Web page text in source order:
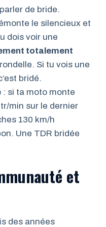
de bride.
le silencieux et
dois voir une
totalement
Si tu vois une
bridé.
: si ta moto monte
min sur le dernier
130 km/h
Une TDR bridée
et
des années